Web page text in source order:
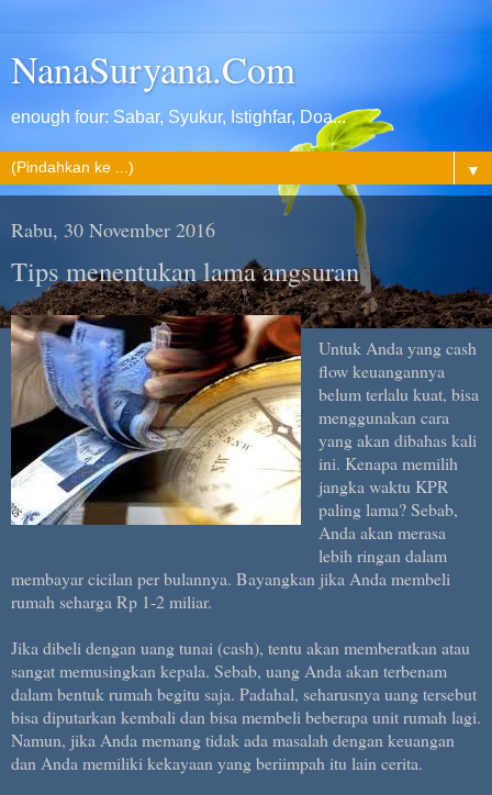
NanaSuryana.Com
enough four: Sabar, Syukur, Istighfar, Doa...
▼
Rabu, 30 November 2016
Tips menentukan lama angsuran
Untuk Anda yang cash
flow keuangannya
belum terlalu kuat, bisa
menggunakan cara
yang akan dibahas kali
ini. Kenapa memilih
jangka waktu KPR
paling lama? Sebab,
Anda akan merasa
lebih ringan dalam
membayar cicilan per bulannya. Bayangkan jika Anda membeli
rumah seharga Rp 1-2 miliar.
Jika dibeli dengan uang tunai (cash), tentu akan memberatkan atau
sangat memusingkan kepala. Sebab, uang Anda akan terbenam
dalam bentuk rumah begitu saja. Padahal, seharusnya uang tersebut
bisa diputarkan kembali dan bisa membeli beberapa unit rumah lagi.
Namun, jika Anda memang tidak ada masalah dengan keuangan
dan Anda memiliki kekayaan yang beriimpah itu lain cerita.